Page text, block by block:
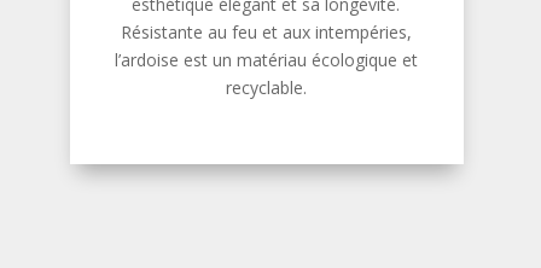
Résistante au feu et aux intempéries,
l’ardoise est un matériau écologique et
recyclable.